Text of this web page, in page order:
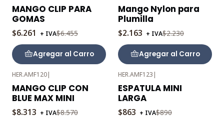
-3%
OFF
MANGO CLIP PARA
GOMAS
$6.261 + IVA$6.455
Agregar al Carro
-3%
OFF
Mango Nylon para
Plumilla
$2.163 + IVA$2.230
Agregar al Carro
-3%
OFF
HER.AMF120|
MANGO CLIP CON
BLUE MAX MINI
$8.313 + IVA$8.570
-3%
OFF
HER.AMF123 |
ESPATULA MINI
LARGA
$863 + IVA$890